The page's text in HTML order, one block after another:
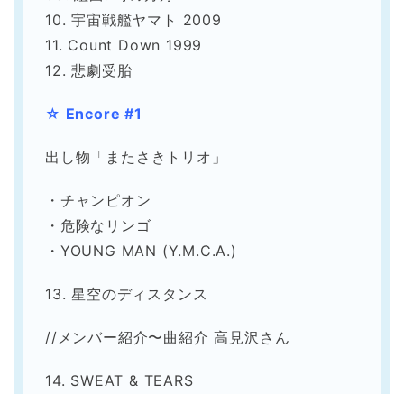
10. 宇宙戦艦ヤマト 2009
11. Count Down 1999
12. 悲劇受胎
☆ Encore #1
出し物「またさきトリオ」
・チャンピオン
・危険なリンゴ
・YOUNG MAN (Y.M.C.A.)
13. 星空のディスタンス
//メンバー紹介〜曲紹介 高見沢さん
14. SWEAT & TEARS